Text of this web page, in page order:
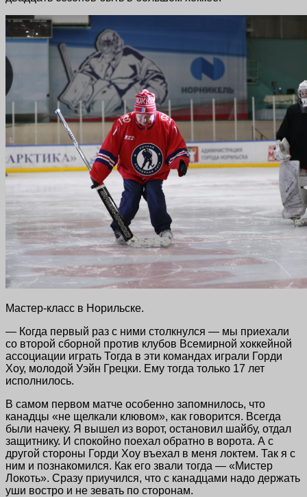
Мастер-класс в Норильске.
— Когда первый раз с ними столкнулся — мы приехали
со второй сборной против клубов Всемирной хоккейной
ассоциации играть Тогда в эти командах играли Горди
Хоу, молодой Уэйн Грецки. Ему тогда только 17 лет
исполнилось.
В самом первом матче особенно запомнилось, что
канадцы «не щелкали клювом», как говорится. Всегда
были начеку. Я вышел из ворот, остановил шайбу, отдал
защитнику. И спокойно поехал обратно в ворота. А с
другой стороны Горди Хоу въехал в меня локтем. Так я с
ним и познакомился. Как его звали тогда — «Мистер
Локоть». Сразу приучился, что с канадцами надо держать
уши востро и не зевать по сторонам.